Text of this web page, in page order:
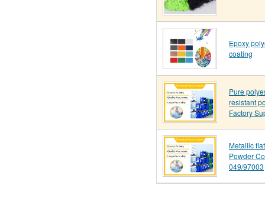
Epoxy
coating
Pure
resistant
Factory
Metallic
Powder
049/97003